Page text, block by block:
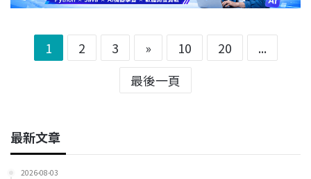
1 2 3 » 10 20
...
最後一頁
最新文章
2026-08-03